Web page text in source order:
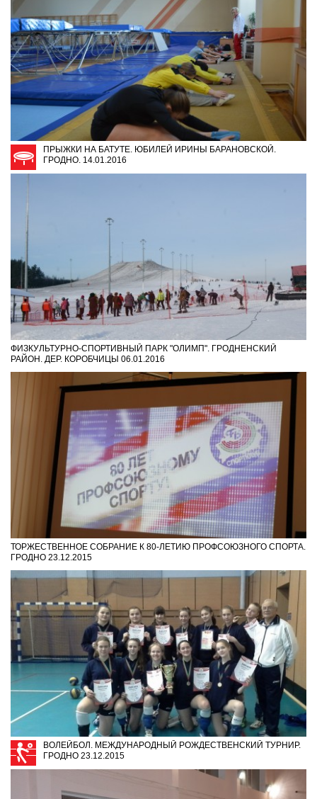
ПРЫЖКИ НА БАТУТЕ. ЮБИЛЕЙ ИРИНЫ БАРАНОВСКОЙ.
ГРОДНО. 14.01.2016
ФИЗКУЛЬТУРНО-СПОРТИВНЫЙ ПАРК "ОЛИМП". ГРОДНЕНСКИЙ
РАЙОН. ДЕР. КОРОБЧИЦЫ 06.01.2016
ТОРЖЕСТВЕННОЕ СОБРАНИЕ К 80-ЛЕТИЮ ПРОФСОЮЗНОГО СПОРТА.
ГРОДНО 23.12.2015
ВОЛЕЙБОЛ. МЕЖДУНАРОДНЫЙ РОЖДЕСТВЕНСКИЙ ТУРНИР.
ГРОДНО 23.12.2015